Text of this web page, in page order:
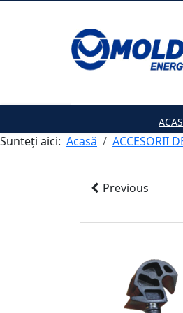
Sunteți aici: Acasă ACCESORII
Previous